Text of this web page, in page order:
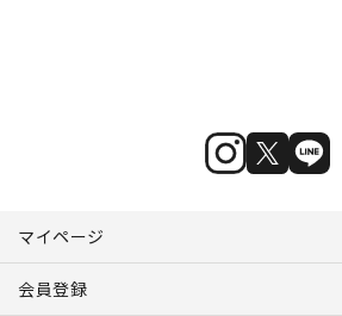
マイページ
会員登録